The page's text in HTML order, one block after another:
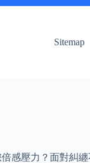
Sitemap
感壓力？面對糾